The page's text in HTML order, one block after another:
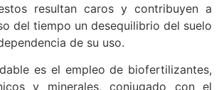
resultan caros y contribuyen a
del tiempo un desequilibrio del suelo
de su uso.
es el empleo de biofertilizantes,
y minerales, conjugado con el